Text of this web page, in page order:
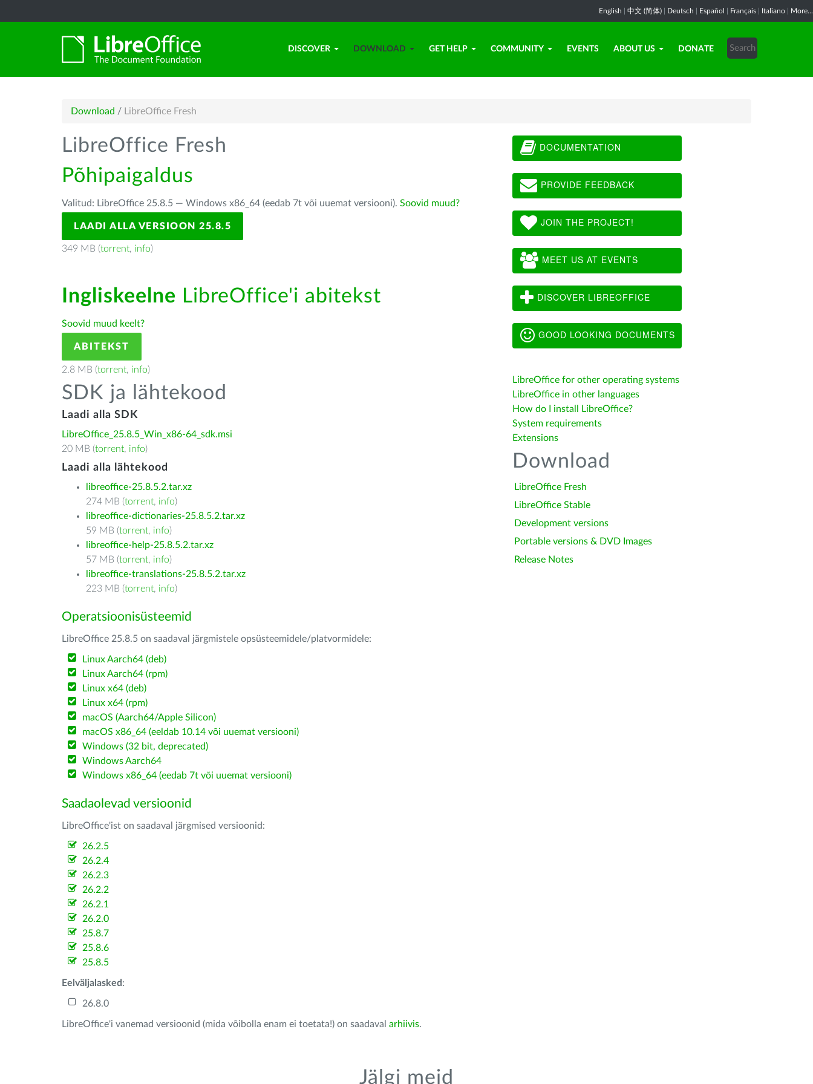
English 中文 (简体) Deutsch Español Français Italiano More...
DISCOVER DOWNLOAD GET HELP COMMUNITY EVENTS ABOUT US DONATE
Download / LibreOffice Fresh
LibreOffice Fresh
Põhipaigaldus
Valitud: LibreOffice 25.8.5 — Windows x86_64 (eedab 7t või uuemat versiooni). Soovid muud?
LAADI ALLA VERSIOON 25.8.5
349 MB (torrent, info)
Ingliskeelne LibreOffice'i abitekst
Soovid muud keelt?
ABITEKST
2.8 MB (torrent, info)
SDK ja lähtekood
Laadi alla SDK
LibreOffice_25.8.5_Win_x86-64_sdk.msi
20 MB (torrent, info)
Laadi alla lähtekood
libreoffice-25.8.5.2.tar.xz
274 MB (torrent, info)
libreoffice-dictionaries-25.8.5.2.tar.xz
59 MB (torrent, info)
libreoffice-help-25.8.5.2.tar.xz
57 MB (torrent, info)
libreoffice-translations-25.8.5.2.tar.xz
223 MB (torrent, info)
Operatsioonisüsteemid
LibreOffice 25.8.5 on saadaval järgmistele opsüsteemidele/platvormidele:
Linux Aarch64 (deb)
Linux Aarch64 (rpm)
Linux x64 (deb)
Linux x64 (rpm)
macOS (Aarch64/Apple Silicon)
macOS x86_64 (eeldab 10.14 või uuemat versiooni)
Windows (32 bit, deprecated)
Windows Aarch64
Windows x86_64 (eedab 7t või uuemat versiooni)
Saadaolevad versioonid
LibreOffice'ist on saadaval järgmised versioonid:
26.2.5
26.2.4
26.2.3
26.2.2
26.2.1
26.2.0
25.8.7
25.8.6
25.8.5
Eelväljalasked :
26.8.0
LibreOffice'i vanemad versioonid (mida võibolla enam ei toetata!) on saadaval arhiivis.
DOCUMENTATION
PROVIDE FEEDBACK
JOIN THE PROJECT!
MEET US AT EVENTS
DISCOVER LIBREOFFICE
GOOD LOOKING DOCUMENTS
LibreOffice for other operating systems
LibreOffice in other languages
How do I install LibreOffice?
System requirements
Extensions
Download
LibreOffice Fresh
LibreOffice Stable
Development versions
Portable versions & DVD Images
Release Notes
Jälgi meid